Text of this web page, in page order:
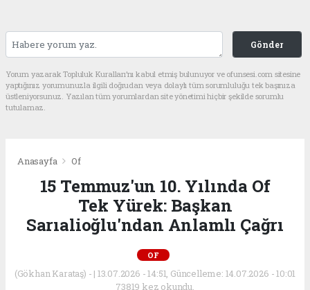
Gönder
Yorum yazarak Topluluk Kuralları’nı kabul etmiş bulunuyor ve ofunsesi.com sitesine
yaptığınız yorumunuzla ilgili doğrudan veya dolaylı tüm sorumluluğu tek başınıza
üstleniyorsunuz. Yazılan tüm yorumlardan site yönetimi hiçbir şekilde sorumlu
tutulamaz.
Anasayfa Of
15 Temmuz'un 10. Yılında Of
Tek Yürek: Başkan
Sarıalioğlu'ndan Anlamlı Çağrı
OF
(Gökhan Karataş) - | 13.07.2026 - 14:51, Güncelleme: 14.07.2026 - 10:01
73819 kez okundu.